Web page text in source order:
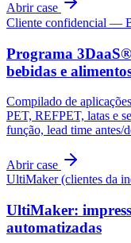
Abrir case
Cliente confidencial —
Programa
bebidas e
Compilado de
PET, REFPET, latas e
função, lead time antes/
Abrir case
UltiMaker (clientes da
UltiMaker:
automatizadas